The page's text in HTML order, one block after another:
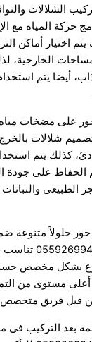
الشلالات
حركة المياه مع
اختيار أماكن
الخارجية،
أيضا يتم
على مضخات مياه
كذلك يتم
الحفاظ على جودة
الطبيعي
حلولاً متنوعة
تصميم شلالات
بشكل مخصص
مستوى من
من قبل فريق
بعد التركيب